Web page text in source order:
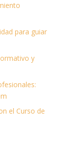
para guiar
y
el Curso de